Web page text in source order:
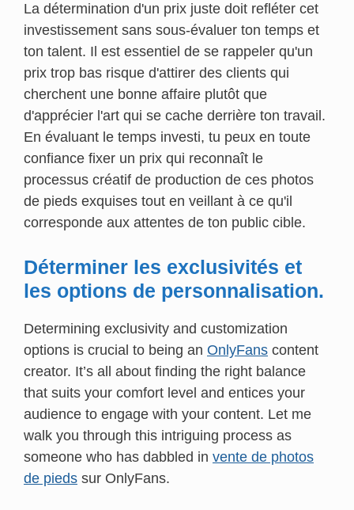
La détermination d'un prix juste doit refléter cet
investissement sans sous-évaluer ton temps et
ton talent. Il est essentiel de se rappeler qu'un
prix trop bas risque d'attirer des clients qui
cherchent une bonne affaire plutôt que
d'apprécier l'art qui se cache derrière ton travail.
En évaluant le temps investi, tu peux en toute
confiance fixer un prix qui reconnaît le
processus créatif de production de ces photos
de pieds exquises tout en veillant à ce qu'il
corresponde aux attentes de ton public cible.
Déterminer les exclusivités et
les options de personnalisation.
Determining exclusivity and customization
options is crucial to being an OnlyFans content
creator. It’s all about finding the right balance
that suits your comfort level and entices your
audience to engage with your content. Let me
walk you through this intriguing process as
someone who has dabbled in vente de photos
de pieds sur OnlyFans.